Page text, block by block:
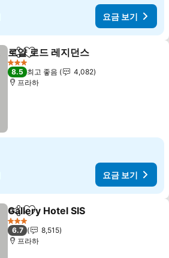
요금 보기
공유 즐겨찾기에 추가
로얄 로드 레지던스
3 성급
8.5 최고 좋음
4,082
프라하
요금 보기
공유 즐겨찾기에 추가
Gallery Hotel SIS
3 성급
6.7
8,515
프라하